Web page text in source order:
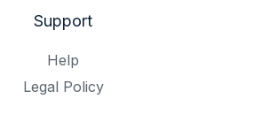
Support
Help
Legal Policy